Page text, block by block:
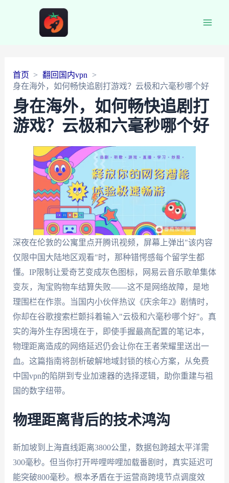
首页
翻回国内vpn
身在海外，如何畅快追剧打游戏？云极和六毫秒哪个好
身在海外，如何畅快追剧打
游戏？云极和六毫秒哪个好
深夜在伦敦的公寓里点开腾讯视频，屏幕上弹出"该内容
仅限中国大陆地区观看"时，那种错愕感每个留学生都
懂。IP限制让爱奇艺变成灰色图标，网易云音乐歌单集体
变灰，淘宝购物车结算失败——这不是网络故障，是地
理围栏在作祟。当国内小伙伴热议《庆余年2》剧情时，
你却在谷歌搜索栏颤抖着输入"云极和六毫秒哪个好"。真
实的海外生存困境在于，即使手握最高配置的笔记本，
物理距离造成的网络延迟仍会让你在王者荣耀里送出一
血。这篇指南将剖析破解地域封锁的核心方案，从免费
中国vpn的陷阱到专业加速器的选择逻辑，助你重建与祖
国的数字纽带。
物理距离背后的技术鸿沟
新加坡到上海直线距离3800公里，数据包跨越太平洋需
300毫秒。但当你打开哔哩哔哩加载番剧时，真实延迟可
能突破800毫秒。根本矛盾在于运营商跨境节点调度效